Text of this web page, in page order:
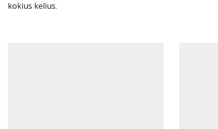
kokius kelius.